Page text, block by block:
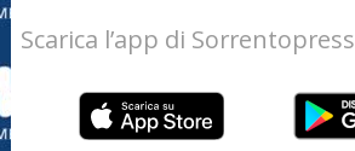
Scarica l’app di Sorrentopress